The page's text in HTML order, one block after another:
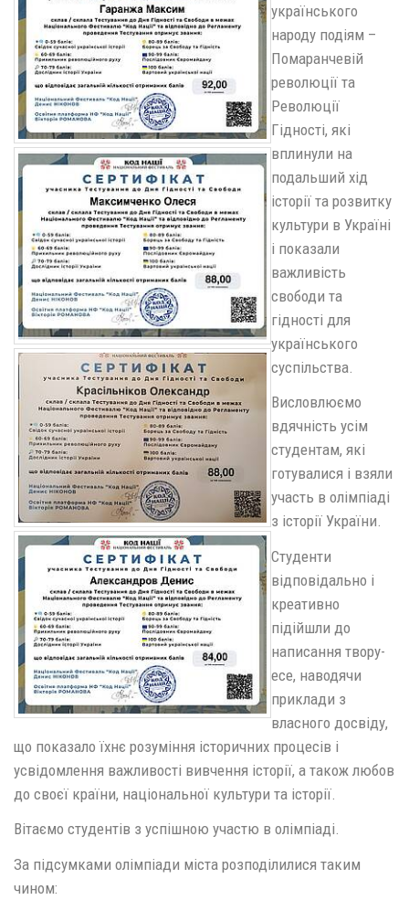
українського
народу подіям –
Помаранчевій
революції та
Революції
Гідності, які
вплинули на
подальший хід
історії та розвитку
культури в Україні
і показали
важливість
свободи та
гідності для
українського
суспільства.
Висловлюємо
вдячність усім
студентам, які
готувалися і взяли
участь в олімпіаді
з історії України.
Студенти
відповідально і
креативно
підійшли до
написання твору-
есе, наводячи
приклади з
власного досвіду,
що показало їхнє розуміння історичних процесів і
усвідомлення важливості вивчення історії, а також любов
до своєї країни, національної культури та історії.
Вітаємо студентів з успішною участю в олімпіаді.
За підсумками олімпіади міста розподілилися таким
чином: